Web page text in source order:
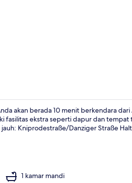
akan berada 10 menit berkendara
fasilitas ekstra seperti dapur dan tempat
Kniprodestraße/Danziger Straße
1 kamar mandi